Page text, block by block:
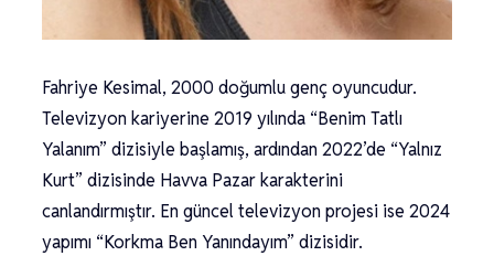
Fahriye Kesimal, 2000 doğumlu genç oyuncudur.
Televizyon kariyerine 2019 yılında “Benim Tatlı
Yalanım” dizisiyle başlamış, ardından 2022’de “Yalnız
Kurt” dizisinde Havva Pazar karakterini
canlandırmıştır. En güncel televizyon projesi ise 2024
yapımı “Korkma Ben Yanındayım” dizisidir.